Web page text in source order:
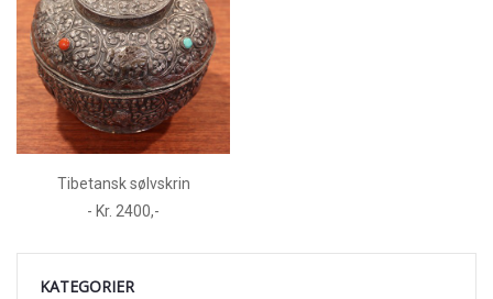
Tibetansk sølvskrin
- Kr. 2400,-
KATEGORIER